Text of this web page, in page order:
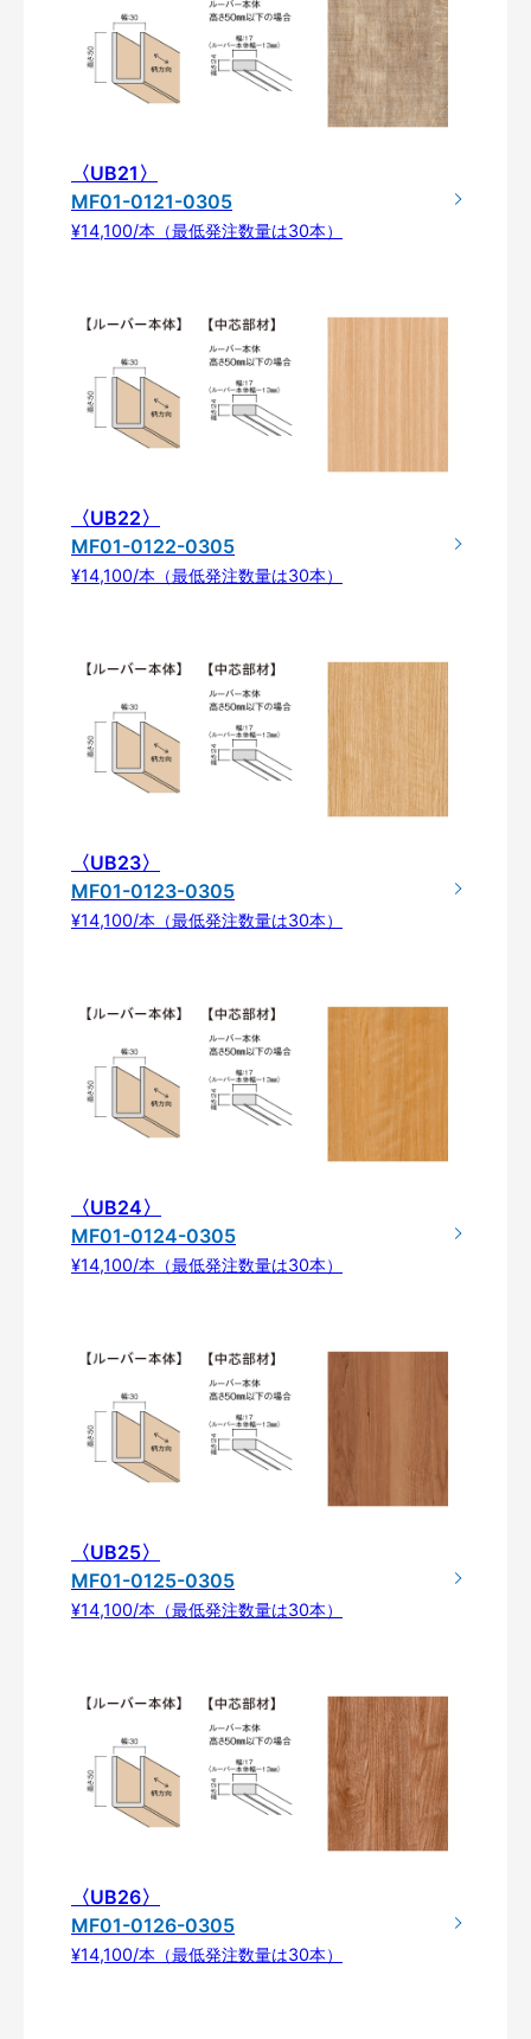
〈UB21〉
MF01-0121-0305
¥14,100/本（最低発注数量は30本）
〈UB22〉
MF01-0122-0305
¥14,100/本（最低発注数量は30本）
〈UB23〉
MF01-0123-0305
¥14,100/本（最低発注数量は30本）
〈UB24〉
MF01-0124-0305
¥14,100/本（最低発注数量は30本）
〈UB25〉
MF01-0125-0305
¥14,100/本（最低発注数量は30本）
〈UB26〉
MF01-0126-0305
¥14,100/本（最低発注数量は30本）